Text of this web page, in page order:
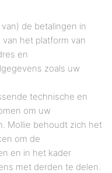
de betalingen in
het platform van
en
zoals uw
technische en
om uw
Mollie behoudt zich het
om de
en in het kader
met derden te delen.